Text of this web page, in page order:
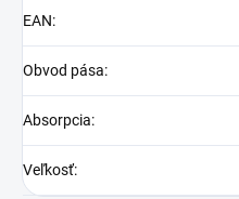
EAN:
Obvod pása:
Absorpcia:
Veľkosť: